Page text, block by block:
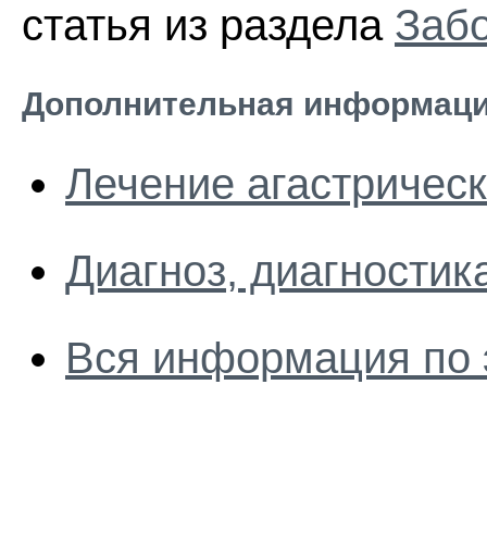
статья из раздела
Дополнительная
Лечение
Диагноз,
Вся информация по